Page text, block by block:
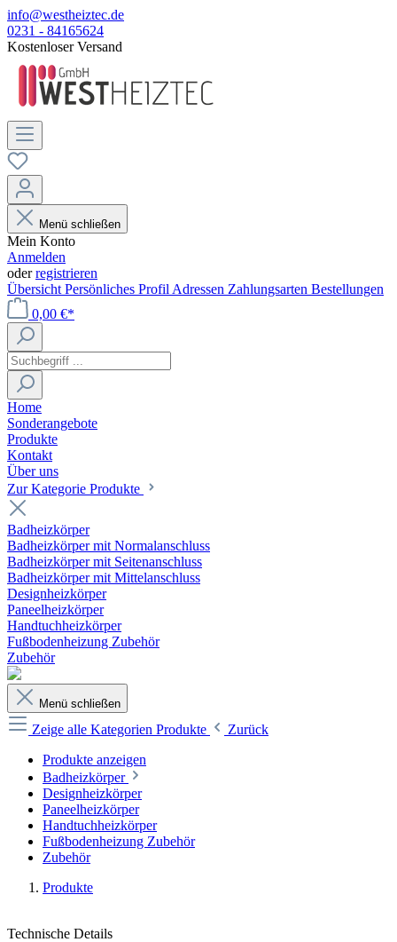
info@westheiztec.de
0231 - 84165624
Kostenloser Versand
Menü schließen
Mein Konto
Anmelden
oderregistrieren
Übersicht Persönliches Profil Adressen Zahlungsarten Bestellungen
0,00 €*
Home
Sonderangebote
Produkte
Kontakt
Über uns
Zur Kategorie Produkte
Badheizkörper
Badheizkörper mit Normalanschluss
Badheizkörper mit Seitenanschluss
Badheizkörper mit Mittelanschluss
Designheizkörper
Paneelheizkörper
Handtuchheizkörper
Fußbodenheizung Zubehör
Zubehör
Menü schließen
Zeige alle Kategorien Produkte
Zurück
Produkte anzeigen
Badheizkörper
Designheizkörper
Paneelheizkörper
Handtuchheizkörper
Fußbodenheizung Zubehör
Zubehör
Produkte
Technische Details